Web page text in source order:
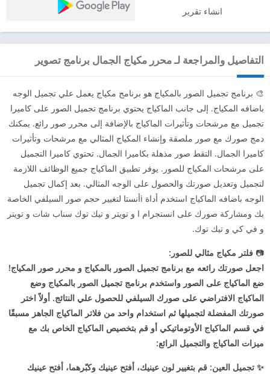
انشاء تقرير
التفاصيل والمراجعة لـ محرر مكياج الجمال برنامج تصوير
🎨 برنامج تجميل الصور بالمكياج هو برنامج مكياج يعمل علي تجميل الوجه
باضافه المكياج. إلى جانب الماكياج يحتوي برنامج تجميل الصور على كاميرا
تجميل مع مرشحات وتأثيرات الماكياج بالإضافة إلى محرر صور رائع. يمكنك
دمج صورك مع صور ملصقة وإنشاء المكياج المثالي مع مرشحات وتأثيرات
كاميرا الجمال. التقط صور مذهلة بكاميرا الجمال. تحتوي كاميرا التجميل
على مرشحات المكياج للصور. يوفر تطبيق الماكياج جميع الوظائف اللازمة
لتجميل وتعديل صورتك والحصول على الوجه المثالي. بعد إكمال تجميل
الوجه باضافه الماكياج استخدم أداة iأنستا لتغيير حجم صور السيلفي الخاصة
بك ومشاركة صورك على انستجرام ا و تويتر و تيك توك سناب شات و تويتر
و في كي و تيك توك.
📷 فلتر مكياج مثالي للصور:
اجعل صورتك رائعه مع برنامج تجميل الصور بالمكياج و محرر صور المكياج!
ضع الماكياج على الصور واستخدم برنامج تجميل الصور بالمكياج وضع
الماكياج الافتراضي على صورك السيلفي للحصول علي النتائج. أولاً اختر
صورتك المفضلة لتجميلها ثم استخدام واحد من فلاتر الماكياج الجاهز مسبقًا
في قسم الماكياج الأوتوماتيكي أو قم بتخصيص الماكياج الخاص بك مع
ميزات الماكياج والتجميل الرائع:
✨ تجميل العين: قم بتغيير لون عينيك، أفتح عينيك وكبّرهما، أفتح عينيك